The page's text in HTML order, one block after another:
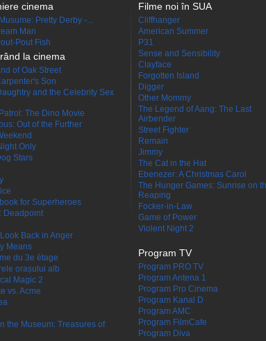
cinema
Pretty Derby -...
Man
Pout Fish
la cinema
of Oak Street
Son
and the Celebrity Sex
The Dino Movie
Out of the Further
Only
Stars
for Superheroes
Deadpoint
Back in Anger
Means
du 3e étage
orașului alb
Magic 2
vs. Acme
the Museum: Treasures of
Filme noi în SUA
Cliffhanger
American Summer
P31
Sense and Sensibility
Clayface
Forgotten Island
Digger
Other Mommy
The Legend of Aang: The Last
Airbender
Street Fighter
Remain
Jimmy
The Cat in the Hat
Ebenezer: A Christmas Carol
The Hunger Games: Sunrise on
Reaping
Focker-in-Law
Game of Power
Violent Night 2
Program TV
Program PRO TV
Program Antena 1
Program Pro Cinema
Program Kanal D
Program AMC
Program FilmCafe
Program Diva